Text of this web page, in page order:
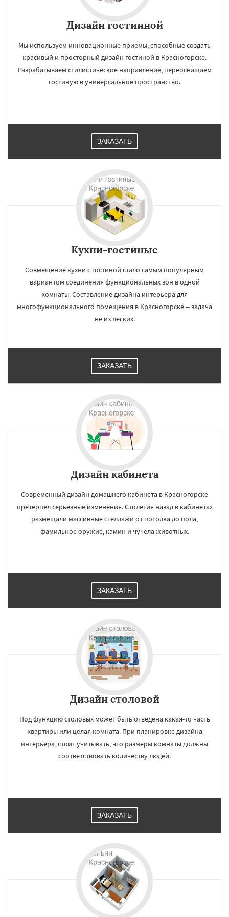
Дизайн гостинной
Мы используем инновационные приёмы, способные создать
красивый и просторный дизайн гостиной в Красногорске.
Разрабатываем стилистическое направление, переоснащаем
гостиную в универсальное пространство.
ЗАКАЗАТЬ
Кухни-гостиные
Совмещение кухни с гостиной стало самым популярным
вариантом соединения функциональных зон в одной
комнаты. Составление дизайна интерьера для
многофункционального помещения в Красногорске – задача
не из легких.
ЗАКАЗАТЬ
Дизайн кабинета
Современный дизайн домашнего кабинета в Красногорске
претерпел серьезные изменения. Столетия назад в кабинетах
размещали массивные стеллажи от потолка до пола,
фамильное оружие, камин и чучела животных.
ЗАКАЗАТЬ
Дизайн cтоловой
Под функцию столовых может быть отведена какая-то часть
квартиры или целая комната. При планировке дизайна
интерьера, стоит учитывать, что размеры комнаты должны
соответствовать количеству людей.
ЗАКАЗАТЬ